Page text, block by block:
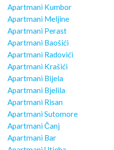
Apartmani Kumbor
Apartmani Meljine
Apartmani Perast
Apartmani Baošići
Apartmani Radovići
Apartmani Krašići
Apartmani Bijela
Apartmani Bjelila
Apartmani Risan
Apartmani Sutomore
Apartmani Čanj
Apartmani Bar